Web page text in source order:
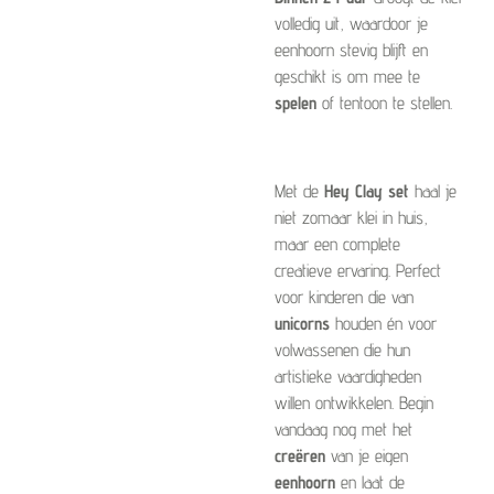
volledig uit, waardoor je
eenhoorn stevig blijft en
geschikt is om mee te
spelen of tentoon te stellen.
Met de Hey Clay set haal je
niet zomaar klei in huis,
maar een complete
creatieve ervaring. Perfect
voor kinderen die van
unicorns houden én voor
volwassenen die hun
artistieke vaardigheden
willen ontwikkelen. Begin
vandaag nog met het
creëren van je eigen
eenhoorn en laat de